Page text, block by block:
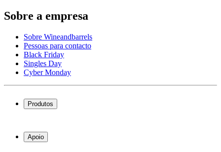
Sobre a empresa
Sobre Wineandbarrels
Pessoas para contacto
Black Friday
Singles Day
Cyber Monday
Produtos
Garrafeiras
Móveis para vinho
Apoio